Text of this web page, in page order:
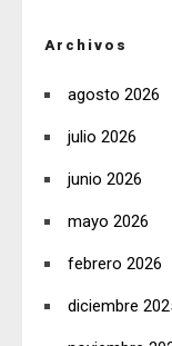
Archivos
agosto 2026
julio 2026
junio 2026
mayo 2026
febrero 2026
diciembre